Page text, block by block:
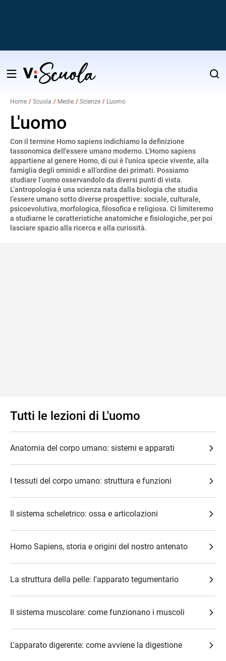
Salta
contenuto
Home Scuola Medie Scienze L'uomo
L'uomo
Con il termine Homo sapiens indichiamo la definizione
tassonomica dell'essere umano moderno. L’Homo sapiens
appartiene al genere Homo, di cui è l'unica specie vivente, alla
famiglia degli ominidi e all’ordine dei primati. Possiamo
studiare l’uomo osservandolo da diversi punti di vista.
L’antropologia è una scienza nata dalla biologia che studia
l’essere umano sotto diverse prospettive: sociale, culturale,
psicoevolutiva, morfologica, filosofica e religiosa. Ci limiteremo
a studiarne le caratteristiche anatomiche e fisiologiche, per poi
lasciare spazio alla ricerca e alla curiosità.
Tutti le lezioni di L'uomo
Anatomia del corpo umano: sistemi e apparati
I tessuti del corpo umano: struttura e funzioni
Il sistema scheletrico: ossa e articolazioni
Homo Sapiens, storia e origini del nostro antenato
La struttura della pelle: l'apparato tegumentario
Il sistema muscolare: come funzionano i muscoli
L'apparato digerente: come avviene la digestione